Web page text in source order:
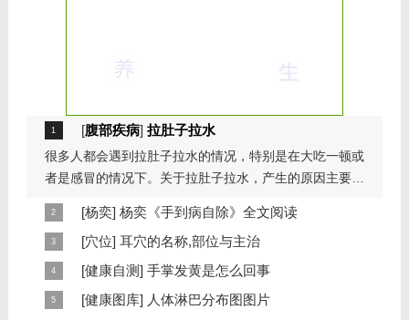
[腹部疾病] 拉肚子拉水
很多人都会遇到拉肚子拉水的情况，特别是在大吃一顿或
者是感冒的情况下。关于拉肚子拉水，产生的原因主要是
因为饮食问题，或者是因为肠胃问题。本页包...
[杨奕] 杨奕《手到病自除》全文阅读
本页提供杨奕手到病自除全文阅读。包括完整目录、共计
6大章，66个小节的详细内容。涉及到全身的各个反射
区，以及自然疗法、反射区疗法、食疗等。另外...
[穴位] 耳穴的名称,部位与主治
耳穴在耳郭的分布有一定规律，耳穴在耳郭的分布犹如一
个倒置在子宫内的胎儿，头部朝下，臀部朝上。其分布的
规律是，与面颊相应的穴位在耳垂；与上肢相...
[健康自测] 手掌发黄是怎么回事
手掌发黄，一般是血管内血液不充盈或是皮肤营养不良的
[健康图库] 人体淋巴分布图图片